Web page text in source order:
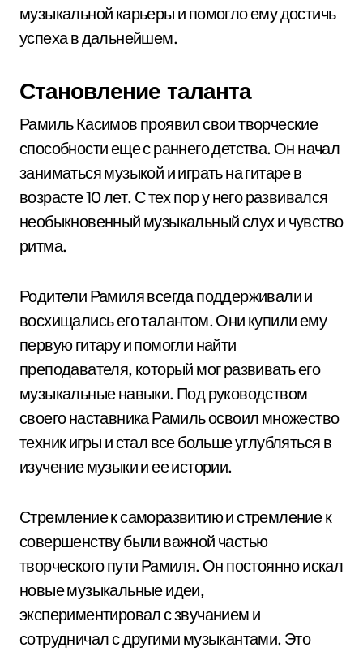
музыкальной карьеры и помогло ему достичь
успеха в дальнейшем.
Становление таланта
Рамиль Касимов проявил свои творческие
способности еще с раннего детства. Он начал
заниматься музыкой и играть на гитаре в
возрасте 10 лет. С тех пор у него развивался
необыкновенный музыкальный слух и чувство
ритма.
Родители Рамиля всегда поддерживали и
восхищались его талантом. Они купили ему
первую гитару и помогли найти
преподавателя, который мог развивать его
музыкальные навыки. Под руководством
своего наставника Рамиль освоил множество
техник игры и стал все больше углубляться в
изучение музыки и ее истории.
Стремление к саморазвитию и стремление к
совершенству были важной частью
творческого пути Рамиля. Он постоянно искал
новые музыкальные идеи,
экспериментировал с звучанием и
сотрудничал с другими музыкантами. Это